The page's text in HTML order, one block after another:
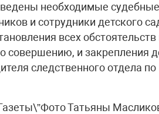
необходимые
и сотрудники детского
всех
совершению, и закрепления
следственного отдела
Татьяны